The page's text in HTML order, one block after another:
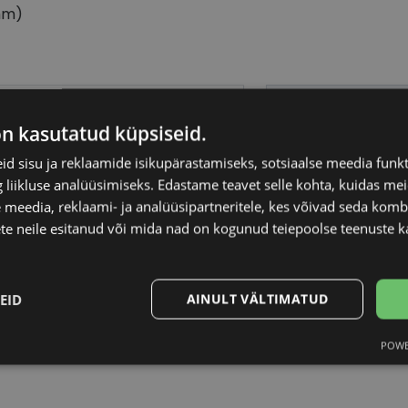
Raami kuju
Kliendirühm
Ninavahe laius
kasutatud küpsiseid.
sisu ja reklaamide isikupärastamiseks, sotsiaalse meedia
liikluse analüüsimiseks. Edastame teavet selle kohta, kuidas
meedia, reklaami- ja analüüsipartneritele, kes võivad seda
neile esitanud või mida nad on kogunud teiepoolse teenuste
AINULT VÄLTIMATUD